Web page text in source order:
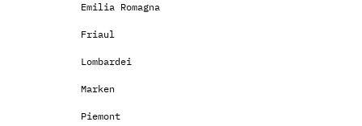
Emilia Romagna
Friaul
Lombardei
Marken
Piemont